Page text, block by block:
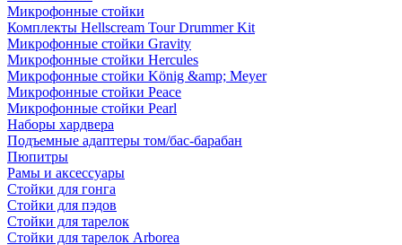
Микрофонные стойки
Комплекты Hellscream Tour Drummer Kit
Микрофонные стойки Gravity
Микрофонные стойки Hercules
Микрофонные стойки König &amp; Meyer
Микрофонные стойки Peace
Микрофонные стойки Pearl
Наборы хардвера
Подъемные адаптеры том/бас-барабан
Пюпитры
Рамы и аксессуары
Стойки для гонга
Стойки для пэдов
Стойки для тарелок
Стойки для тарелок Arborea